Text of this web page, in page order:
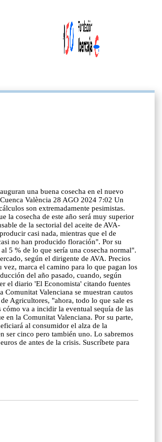
una buena cosecha en el nuevo
València 28 AGO 2024 7:02 Un
son extremadamente pesimistas.
la cosecha de este año será muy superior
de la sectorial del aceite de AVA-
casi nada, mientras que el de
no han producido floración". Por su
5 % de lo que sería una cosecha normal".
según el dirigente de AVA. Precios
marca el camino para lo que pagan los
del año pasado, cuando, según
el diario 'El Economista' citando fuentes
Valenciana se muestran cautos
Agricultores, "ahora, todo lo que sale es
va a incidir la eventual sequía de las
en la Comunitat Valenciana. Por su parte,
al consumidor el alza de la
ser cinco pero también uno. Lo sabremos
de antes de la crisis. Suscríbete para